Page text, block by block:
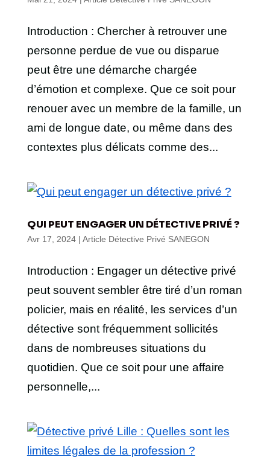
Introduction : Chercher à retrouver une
personne perdue de vue ou disparue
peut être une démarche chargée
d’émotion et complexe. Que ce soit pour
renouer avec un membre de la famille, un
ami de longue date, ou même dans des
contextes plus délicats comme des...
QUI PEUT ENGAGER UN DÉTECTIVE PRIVÉ ?
Avr 17, 2024| Article Détective Privé SANEGON
Introduction : Engager un détective privé
peut souvent sembler être tiré d’un roman
policier, mais en réalité, les services d’un
détective sont fréquemment sollicités
dans de nombreuses situations du
quotidien. Que ce soit pour une affaire
personnelle,...